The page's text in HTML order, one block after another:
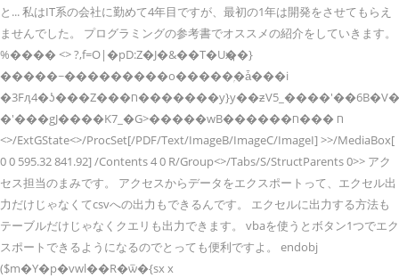
と... 私はIT系の会社に勤めて4年目ですが、最初の1年は開発をさせてもらえ
ませんでした。 プログラミングの参考書でオススメの紹介をしていきます。
%���� <> ?,f=O|�pD:Z�J�&��T�Uҗ��}
�����~�ּ��������o�����ۭ�ǡ���i
�3Fӆ4�ʖ���Z���ח�������y}y��ƶV5_����'��6B�V�Fs�r�|
�'���gJ����K7_�G>�����wB������ח ���ח
<>/ExtGState<>/ProcSet[/PDF/Text/ImageB/ImageC/ImageI] >>/MediaBox[
0 0 595.32 841.92] /Contents 4 0 R/Group<>/Tabs/S/StructParents 0>> アク
セス担当のまみです。 アクセスからデータをエクスポートって、エクセル出
力だけじゃなくてcsvへの出力もできるんです。 エクセルに出力する方法も
テーブルだけじゃなくクエリも出力できます。 vbaを使うとボタン1つでエク
スポートできるようになるのでとっても便利ですよ。 endobj
($m�Y�p�vwl��R�ѿ�{sx x